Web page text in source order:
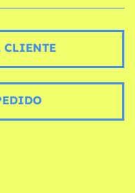
CLIENTE